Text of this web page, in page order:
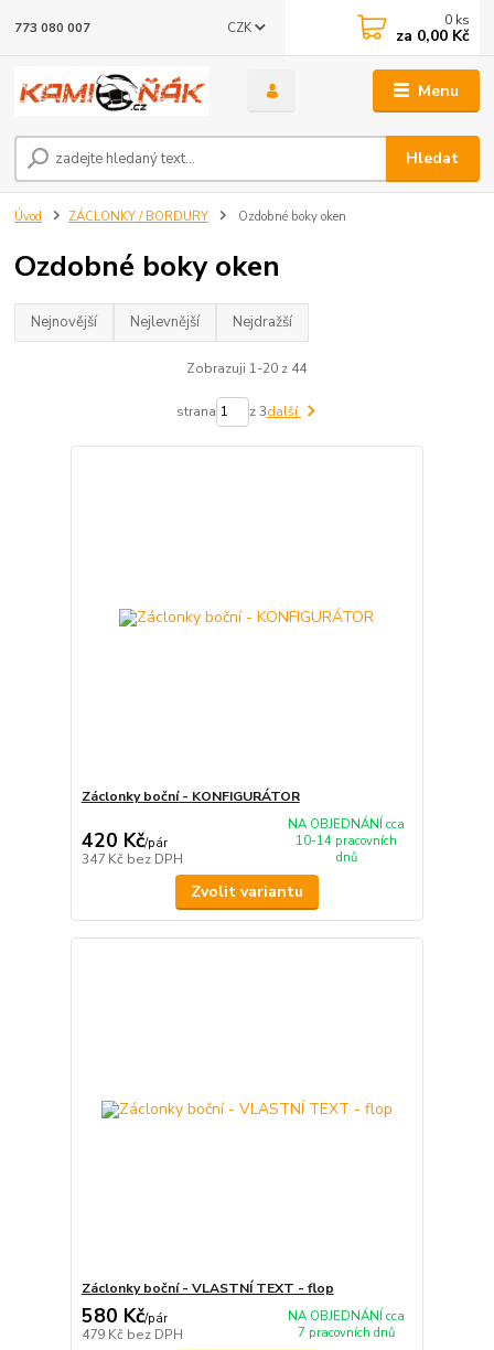
Menu
CZK
Hledat
773 080 007 0 ks
za 0,00 Kč
Úvod ZÁCLONKY / BORDURY Ozdobné boky oken
Ozdobné boky oken
Nejnovější Nejlevnější Nejdražší
Zobrazuji 1-20 z 44
strana z 3další
Záclonky boční - KONFIGURÁTOR
420 Kč/pár
347 Kč bez DPH
NA OBJEDNÁNÍ cca
10-14 pracovních
dnů
Zvolit variantu
Záclonky boční - VLASTNÍ TEXT - flop
580 Kč/pár
479 Kč bez DPH
NA OBJEDNÁNÍ cca
7 pracovních dnů